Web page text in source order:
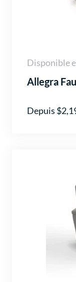
Disponible
Allegra
Depuis